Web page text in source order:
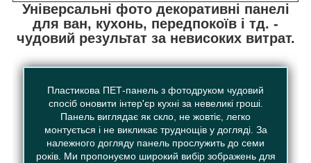
Універсальні фото декоративні панелі
для ван, кухонь, передпокоїв і тд. -
чудовий результат за невисоких витрат.
Пластикова ПЕТ-панель з фотодруком чудовий
спосіб оновити інтер'єр кухні за невеликі гроші.
Панель виглядає як скло, не жовтіє, легко
монтується і не викликає труднощів у догляді. За
належного догляду панель прослужить до семи
років. Ми пропонуємо широкий вибір зображень для